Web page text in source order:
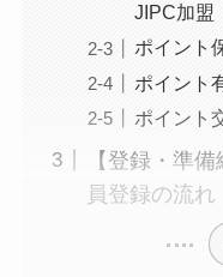
JIPC加盟
ポイント
ポイント
ポイント
【登録・準
員登録の流れ